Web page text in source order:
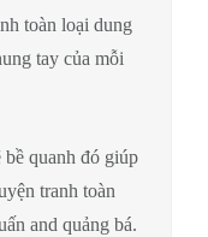
toàn loại dung
tay của mỗi
quanh đó giúp
tranh toàn
and quảng bá.